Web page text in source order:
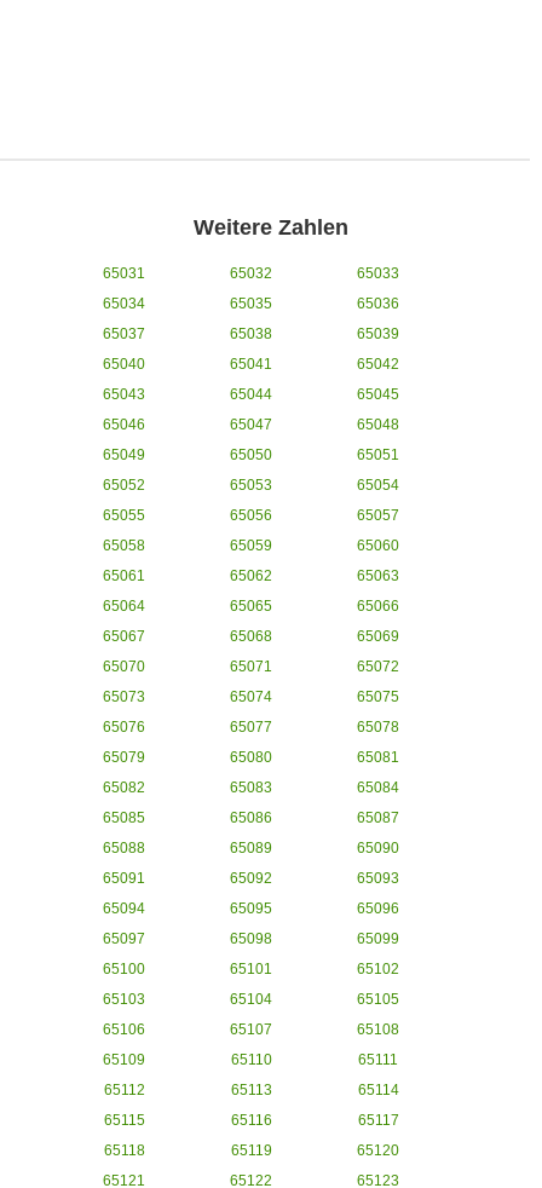
Weitere Zahlen
65031 65032
65033
65034
65035
65036
65037
65038
65039
65040
65041
65042
65043
65044
65045
65046
65047
65048
65049
65050
65051
65052
65053
65054
65055
65056
65057
65058
65059
65060
65061
65062
65063
65064
65065
65066
65067
65068
65069
65070
65071
65072
65073
65074
65075
65076
65077
65078
65079
65080
65081
65082
65083
65084
65085
65086
65087
65088
65089
65090
65091
65092
65093
65094
65095
65096
65097
65098
65099
65100
65101
65102
65103
65104
65105
65106
65107
65108
65109
65110
65111
65112
65113
65114
65115
65116
65117
65118
65119
65120
65121
65122 65123